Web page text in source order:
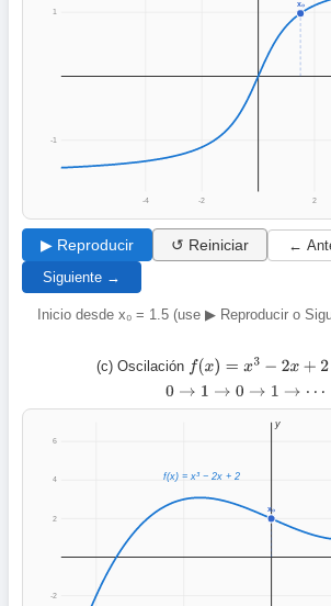
-4 -2 2
-1
1
x₀
▶ Reproducir ↺ Reiniciar ←
Siguiente →
Inicio desde x₀ = 1.5 (use ▶ Reproducir o
(c) Oscilación f( x)=x 3− 2x +2
0→1 → 0→ 1→⋯
-2
2
4
6
y
f(x) = x³ − 2x + 2
x₀